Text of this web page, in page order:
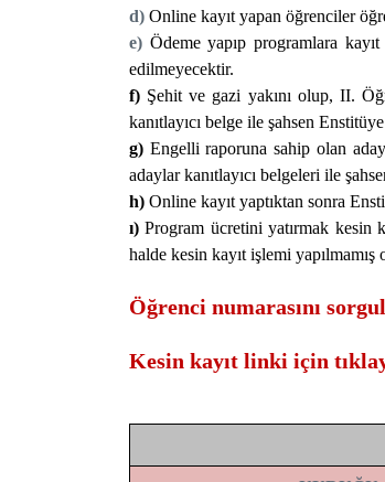
d) Online kayıt yapan öğrenciler
e) Ödeme yapıp programlara
edilmeyecektir.
f) Şehit ve gazi yakını olup, II.
kanıtlayıcı belge ile şahsen
g) Engelli raporuna sahip olan
adaylar kanıtlayıcı belgeleri ile
h) Online kayıt yaptıktan sonra
ı) Program ücretini yatırmak kesin
halde kesin kayıt işlemi
Öğrenci numarasını
Kesin kayıt linki için